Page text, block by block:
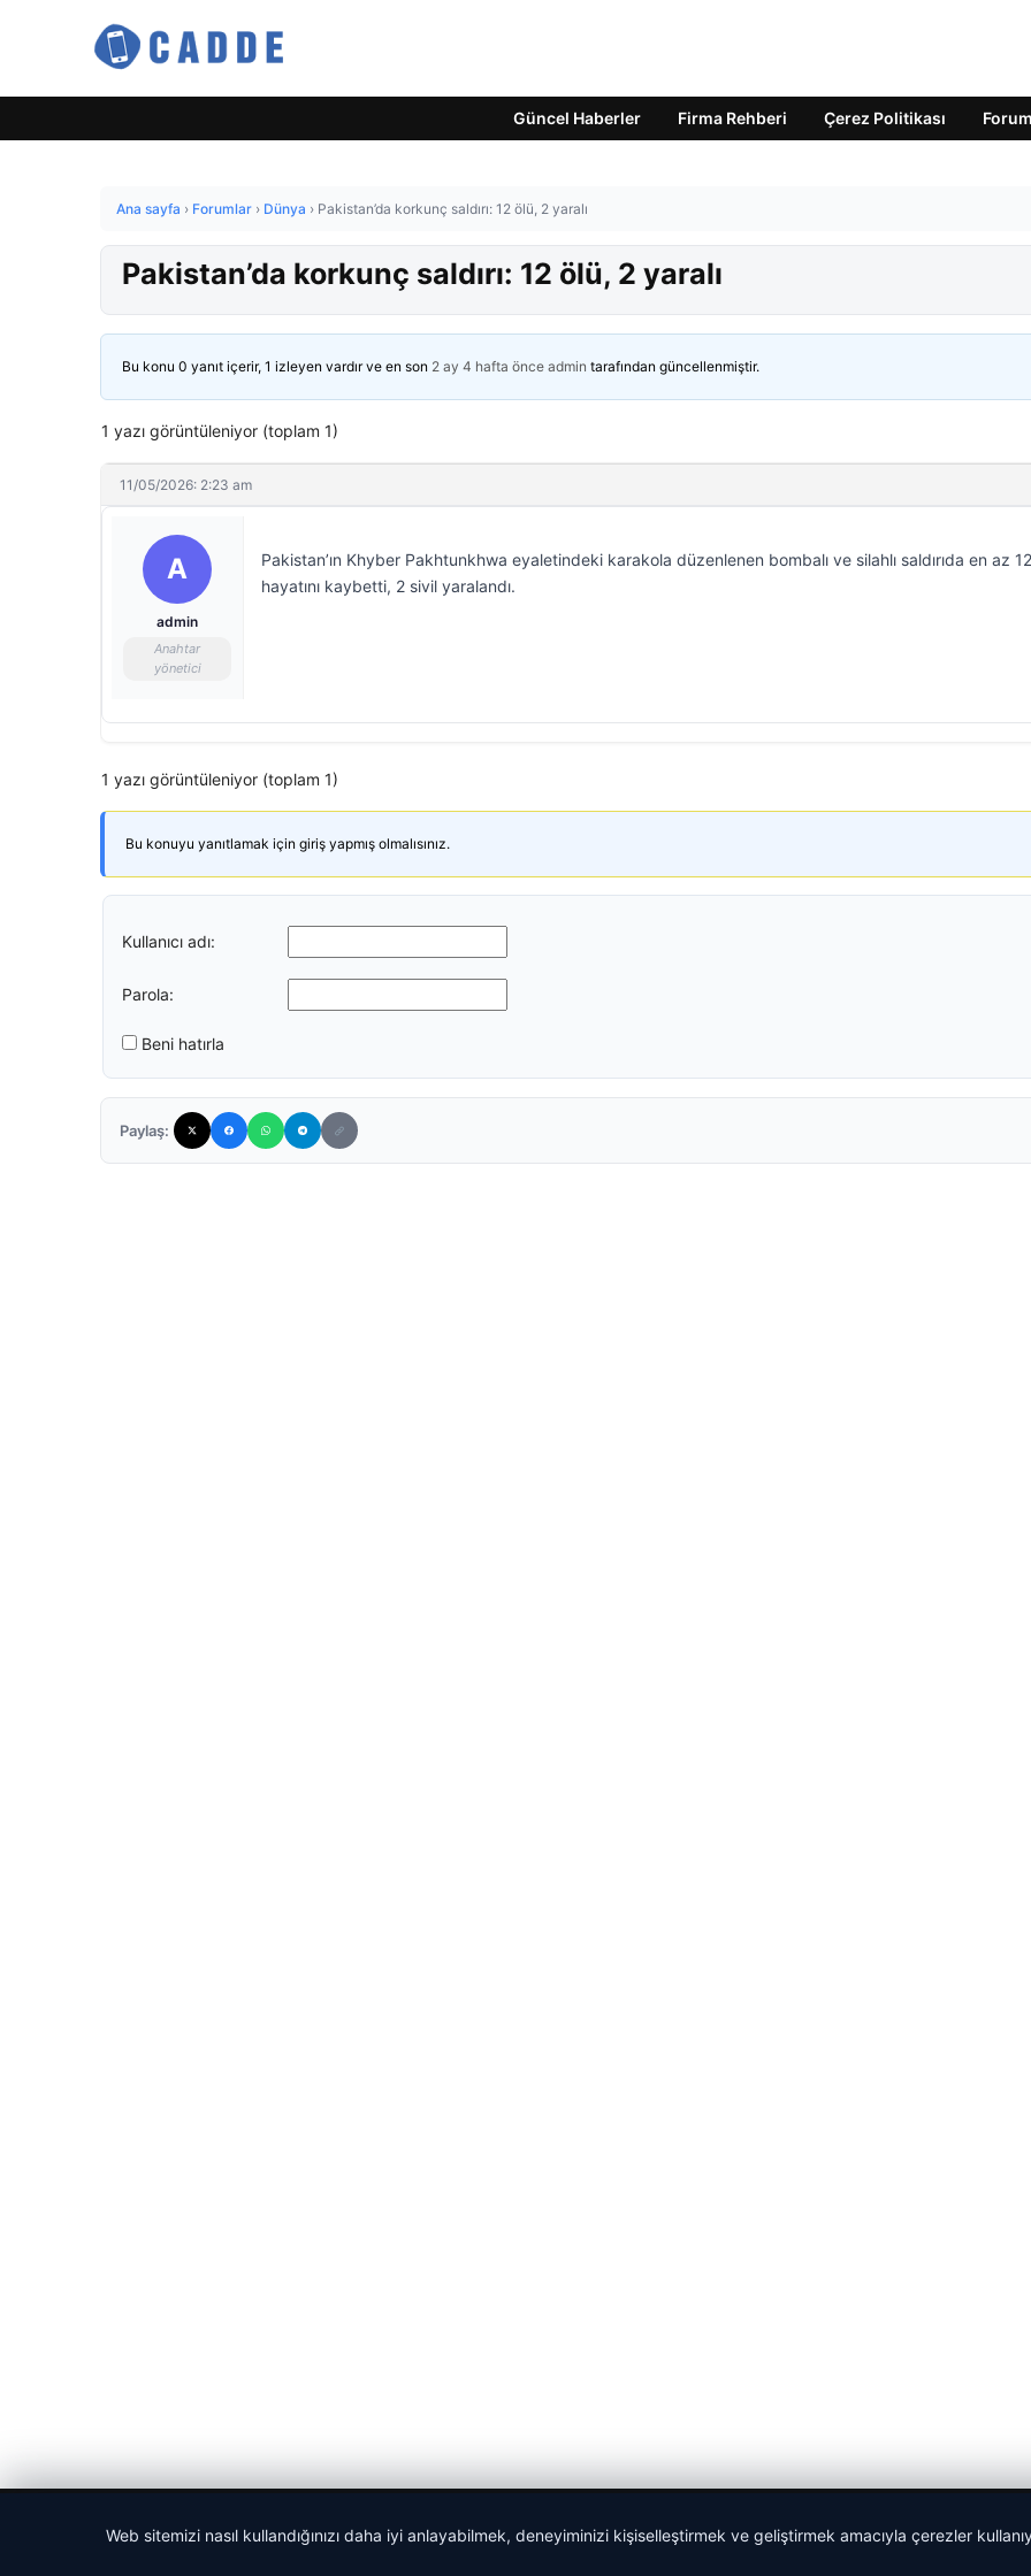
Güncel Haberler Firma Rehberi Çerez Politikası Forum
Ana sayfa › Forumlar › Dünya › Pakistan’da korkunç saldırı: 12 ölü, 2 yaralı
Pakistan’da korkunç saldırı: 12 ölü, 2 yaralı
Bu konu 0 yanıt içerir, 1 izleyen vardır ve en son 2 ay 4 hafta önce admin tarafından güncellenmiştir.
1 yazı görüntüleniyor (toplam 1)
11/05/2026: 2:23 am
A
admin
Anahtar
yönetici
Pakistan’ın Khyber Pakhtunkhwa eyaletindeki karakola düzenlenen bombalı ve silahlı saldırıda en az
hayatını kaybetti, 2 sivil yaralandı.
1 yazı görüntüleniyor (toplam 1)
Bu konuyu yanıtlamak için giriş yapmış olmalısınız.
Kullanıcı adı:
Parola:
Beni hatırla
Paylaş:
Web sitemizi nasıl kullandığınızı daha iyi anlayabilmek, deneyiminizi kişiselleştirmek ve geliştirmek amacıyla çerezler